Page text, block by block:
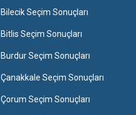
Bilecik Seçim Sonuçları
Bitlis Seçim Sonuçları
Burdur Seçim Sonuçları
Çanakkale Seçim Sonuçları
Çorum Seçim Sonuçları